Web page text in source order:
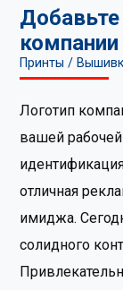
компании
Принты /
Логотип
вашей
отличная
имиджа.
солидного